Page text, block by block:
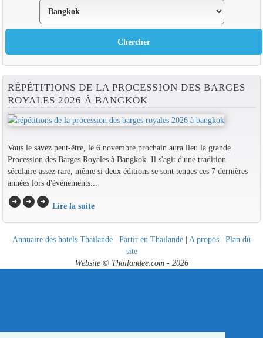
RÉPÉTITIONS DE LA PROCESSION DES BARGES
ROYALES 2026 À BANGKOK
Vous le savez peut-être, le 6 novembre prochain aura lieu la grande
Procession des Barges Royales à Bangkok. Il s'agit d'une tradition
séculaire assez rare, même si deux éditions se sont tenues ces 7 dernières
années lors d'événements...
arrow_circle_rightarrow_circle_rightarrow_circle_right Lire la suite
Annuaire des hotels Thailande | Partir en Thailande | A propos | Plan du
site
Website © Thailandee.com - 2026